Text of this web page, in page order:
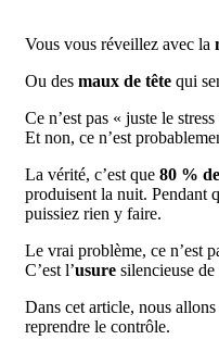
Vous vous réveillez avec la
Ou des maux de tête qui
Ce n’est pas « juste le stress
Et non, ce n’est
La vérité, c’est que 80 %
produisent la nuit. Pendant
puissiez rien y faire.
Le vrai problème, ce n’est
C’est l’usure silencieuse de
Dans cet article, nous
reprendre le contrôle.